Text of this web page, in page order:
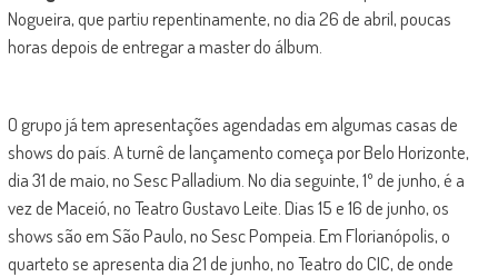
Nogueira, que partiu repentinamente, no dia 26 de abril, poucas
horas depois de entregar a master do álbum.
O grupo já tem apresentações agendadas em algumas casas de
shows do país. A turnê de lançamento começa por Belo Horizonte,
dia 31 de maio, no Sesc Palladium. No dia seguinte, 1º de junho, é a
vez de Maceió, no Teatro Gustavo Leite. Dias 15 e 16 de junho, os
shows são em São Paulo, no Sesc Pompeia. Em Florianópolis, o
quarteto se apresenta dia 21 de junho, no Teatro do CIC, de onde